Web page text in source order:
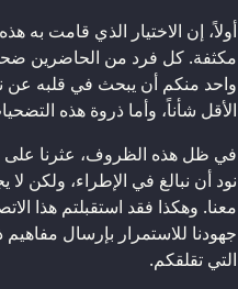
أولاً، إن الاختيار الذي قامت به
مكثفة. كل فرد من الحاضرين
واحد منكم أن يبحث في قلبه عن
الأقل شأناً، وأما ذروة هذه
في ظل هذه الظروف، عثرنا على
نود أن نبالغ في الإطراء، ولكن
معنا. وهكذا فقد استقبلتم هذا
جهودنا للاستمرار بإرسال
التي تقلقكم.